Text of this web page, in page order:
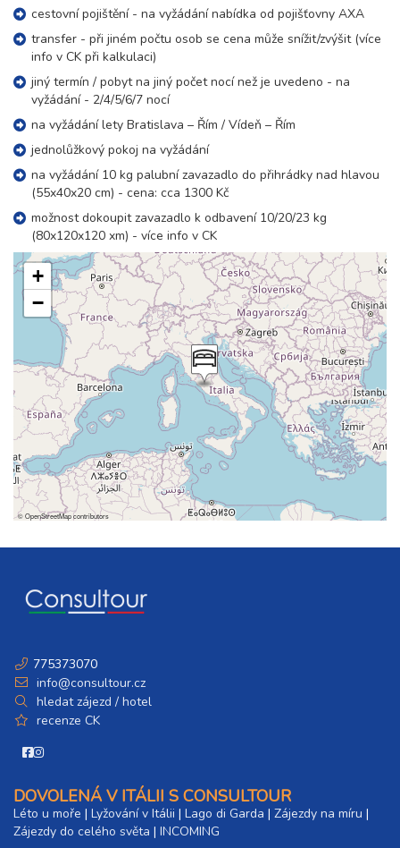
cestovní pojištění - na vyžádání nabídka od pojišťovny AXA
transfer - při jiném počtu osob se cena může snížit/zvýšit (více
info v CK při kalkulaci)
jiný termín / pobyt na jiný počet nocí než je uvedeno - na
vyžádání - 2/4/5/6/7 nocí
na vyžádání lety Bratislava – Řím / Vídeň – Řím
jednolůžkový pokoj na vyžádání
na vyžádání 10 kg palubní zavazadlo do přihrádky nad hlavou
(55x40x20 cm) - cena: cca 1300 Kč
možnost dokoupit zavazadlo k odbavení 10/20/23 kg
(80x120x120 xm) - více info v CK
+
−
©OpenStreetMapcontributors
775373070
info@consultour.cz
hledat zájezd / hotel
recenze CK
DOVOLENÁ V ITÁLII S CONSULTOUR
Léto u moře | Lyžování v Itálii | Lago di Garda | Zájezdy na míru |
Zájezdy do celého světa | INCOMING